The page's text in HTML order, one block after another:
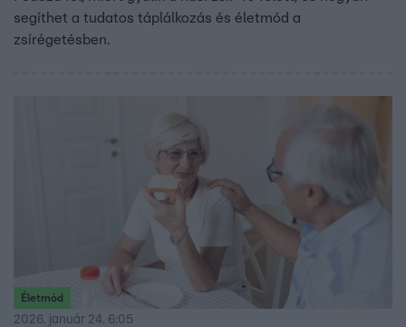
segíthet a tudatos táplálkozás és életmód a
zsírégetésben.
Életmód
2026. január 24. 6:05